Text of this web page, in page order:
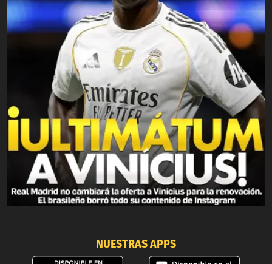
NUESTRAS APPS